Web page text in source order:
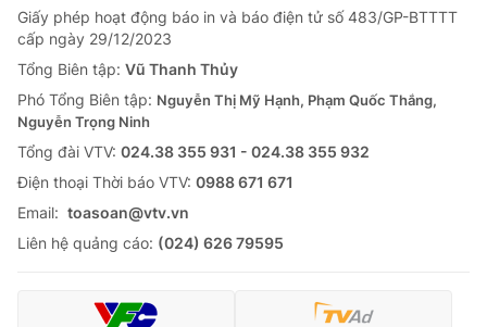
Giấy phép hoạt động báo in và báo điện tử số 483/GP-BTTTT
cấp ngày 29/12/2023
Tổng Biên tập: Vũ Thanh Thủy
Phó Tổng Biên tập: Nguyễn Thị Mỹ Hạnh, Phạm Quốc Thắng,
Nguyễn Trọng Ninh
Tổng đài VTV: 024.38 355 931 - 024.38 355 932
Ðiện thoại Thời báo VTV: 0988 671 671
Email: toasoan@vtv.vn
Liên hệ quảng cáo: (024) 626 79595